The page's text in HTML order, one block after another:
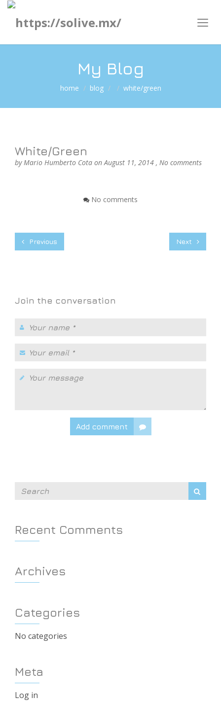
My Blog
home blog white/green
White/Green
byMario Humberto Cota on August 11, 2014 , No comments
No comments
Previous Next
Join the conversation
Add comment
Recent Comments
Archives
Categories
No categories
Meta
Log in